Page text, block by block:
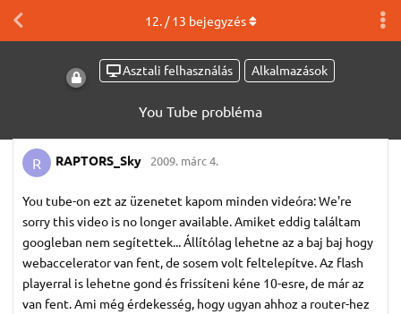
Asztali felhasználás Alkalmazások
You Tube probléma
12. /13 bejegyzés
R RAPTORS_Sky 2009. márc 4.
You tube-on ezt az üzenetet kapom minden videóra: We're
sorry this video is no longer available. Amiket eddig találtam
googleban nem segítettek... Állítólag lehetne az a baj baj hogy
webaccelerator van fent, de sosem volt feltelepítve. Az flash
playerral is lehetne gond és frissíteni kéne 10-esre, de már az
van fent. Ami még érdekesség, hogy ugyan ahhoz a router-hez